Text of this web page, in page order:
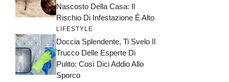
Nascosto Della Casa: Il
Rischio Di Infestazione È Alto
LIFESTYLE
Doccia Splendente, Ti Svelo Il
Trucco Delle Esperte Di
Pulito: Così Dici Addio Allo
Sporco